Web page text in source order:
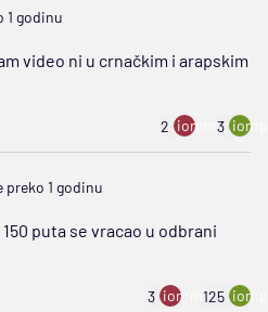
1 godinu
video ni u crnačkim i arapskim
2 ion:minus
3
preko 1 godinu
puta se vracao u odbrani
3 ion:minus
125